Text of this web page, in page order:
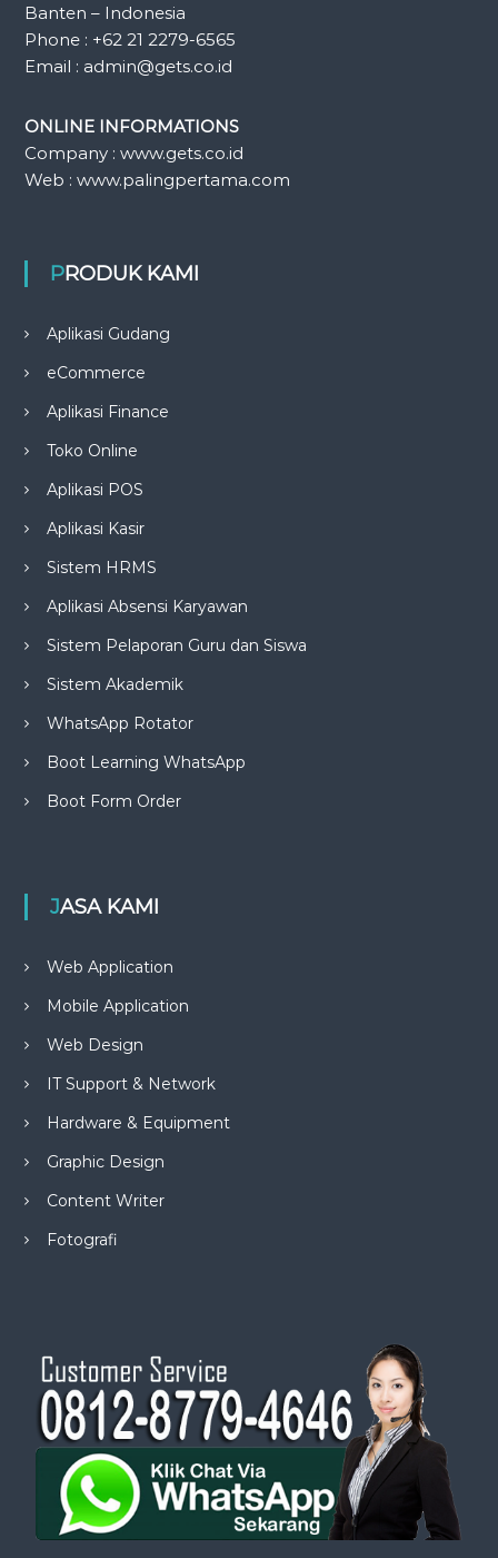
Banten – Indonesia
Phone : +62 21 2279-6565
Email : admin@gets.co.id
ONLINE INFORMATIONS
Company : www.gets.co.id
Web : www.palingpertama.com
PRODUK KAMI
Aplikasi Gudang
eCommerce
Aplikasi Finance
Toko Online
Aplikasi POS
Aplikasi Kasir
Sistem HRMS
Aplikasi Absensi Karyawan
Sistem Pelaporan Guru dan Siswa
Sistem Akademik
WhatsApp Rotator
Boot Learning WhatsApp
Boot Form Order
JASA KAMI
Web Application
Mobile Application
Web Design
IT Support & Network
Hardware & Equipment
Graphic Design
Content Writer
Fotografi